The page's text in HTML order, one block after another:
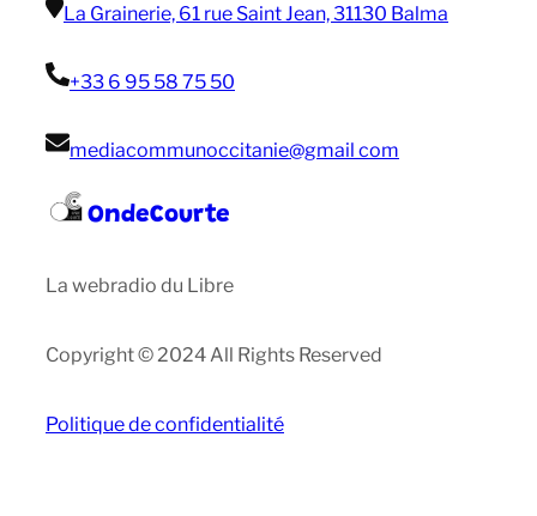
La Grainerie, 61 rue Saint Jean, 31130 Balma
+33 6 95 58 75 50
mediacommunoccitanie@gmail com
OndeCourte
La webradio du Libre
Copyright © 2024 All Rights Reserved
Politique de confidentialité